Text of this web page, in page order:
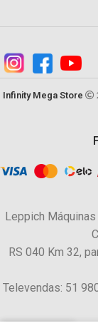
Infinity Mega Store
Leppich
RS 040 Km 32,
Televendas: 51